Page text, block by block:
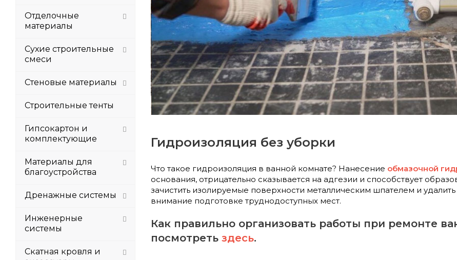
Гидроизоляция без уборки
Что такое гидроизоляция в ванной комнате? Нанесение обмазочной
основания, отрицательно сказывается на адгезии и способствует
зачистить изолируемые поверхности металлическим шпателем и
внимание подготовке труднодоступных мест.
Как правильно организовать работы при ремонте
посмотреть здесь.
Отделочные
материалы
Сухие строительные
смеси
Стеновые материалы
Строительные тенты
Гипсокартон и
комплектующие
Материалы для
благоустройства
Дренажные системы
Инженерные
системы
Скатная кровля и